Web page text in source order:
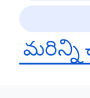
మరిన్ని